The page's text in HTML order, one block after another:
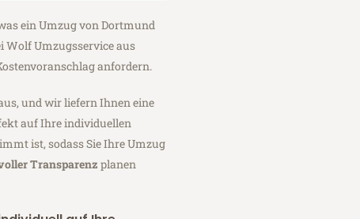
ein Umzug von Dortmund
Wolf Umzugsservice aus
anfordern.
und wir liefern Ihnen eine
auf Ihre individuellen
ist, sodass Sie Ihre Umzug
Transparenz planen